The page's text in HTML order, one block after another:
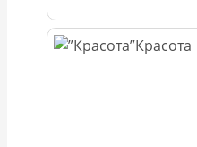
Красота